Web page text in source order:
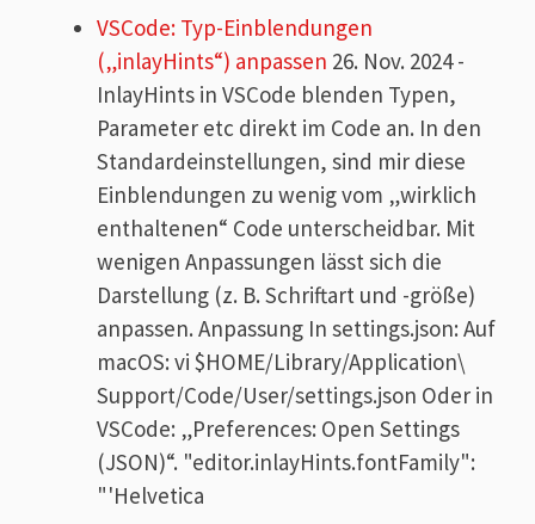
VSCode: Typ-Einblendungen
(„inlayHints“) anpassen 26. Nov. 2024-
InlayHints in VSCode blenden Typen,
Parameter etc direkt im Code an. In den
Standardeinstellungen, sind mir diese
Einblendungen zu wenig vom „wirklich
enthaltenen“ Code unterscheidbar. Mit
wenigen Anpassungen lässt sich die
Darstellung (z. B. Schriftart und -größe)
anpassen. Anpassung In settings.json: Auf
macOS: vi $HOME/Library/Application\
Support/Code/User/settings.json Oder in
VSCode: „Preferences: Open Settings
(JSON)“. "editor.inlayHints.fontFamily":
"'Helvetica